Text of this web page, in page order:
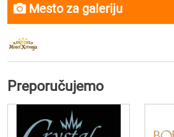
Mesto za galeriju
Preporučujemo